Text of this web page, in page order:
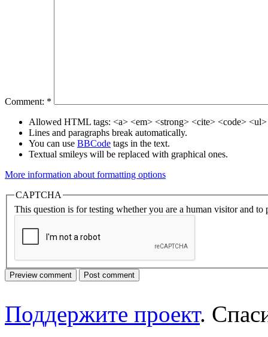
Comment: *
Allowed HTML tags: <a> <em> <strong> <cite> <code>
Lines and paragraphs break automatically.
You can use BBCode tags in the text.
Textual smileys will be replaced with graphical ones.
More information about formatting options
CAPTCHA
This question is for testing whether you are a human visitor and to
Поддержите проект.